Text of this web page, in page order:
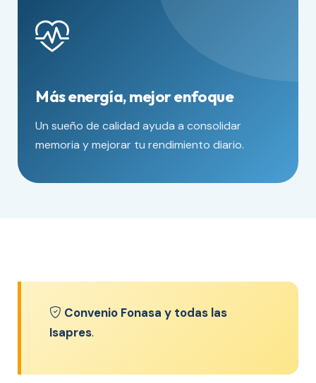
Más energía, mejor enfoque
Un sueño de calidad ayuda a consolidar
memoria y mejorar tu rendimiento diario.
Convenio Fonasa y todas las
Isapres.